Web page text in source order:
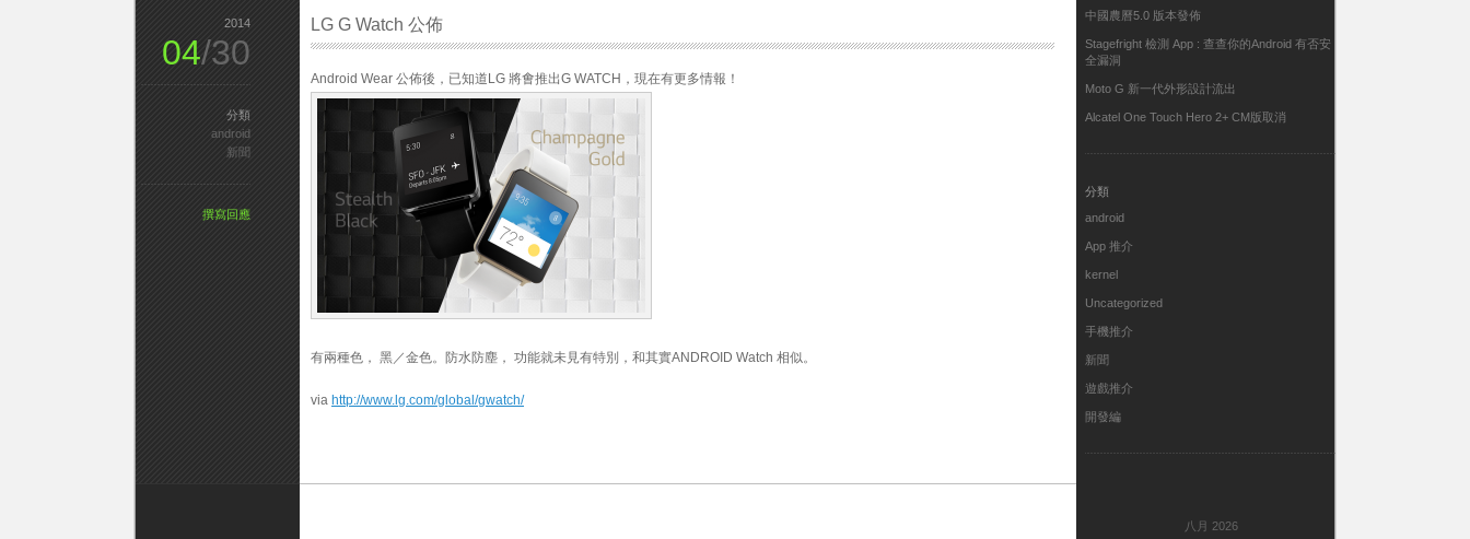
LG G Watch 公佈
Android Wear 公佈後，已知道LG 將㑹推出G WATCH，現在有更多情報！
有兩種色， 黑／金色。防水防塵， 功能就未見有特別，和其實ANDROID Watch 相似。
via http://www.lg.com/global/gwatch/
2014
04/30
分類
android
新聞
撰寫回應
中國農曆5.0 版本發佈
Stagefright 檢測 App : 查查你的Android 有否安
全漏洞
Moto G 新一代外形設計流出
Alcatel One Touch Hero 2+ CM版取消
分類
android
App 推介
kernel
Uncategorized
手機推介
新聞
遊戲推介
開發編
八月 2026